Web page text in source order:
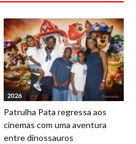
2026
Patrulha Pata regressa aos
cinemas com uma aventura
entre dinossauros